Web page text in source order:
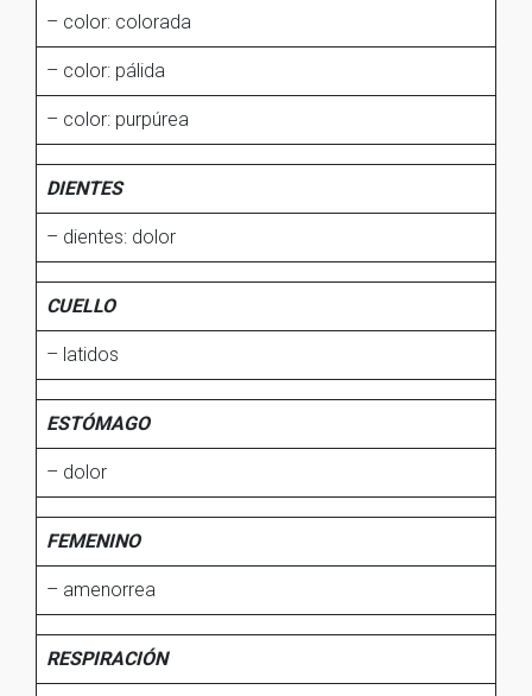
– color: colorada
– color: pálida
– color: purpúrea
DIENTES
– dientes: dolor
CUELLO
– latidos
ESTÓMAGO
– dolor
FEMENINO
– amenorrea
RESPIRACIÓN